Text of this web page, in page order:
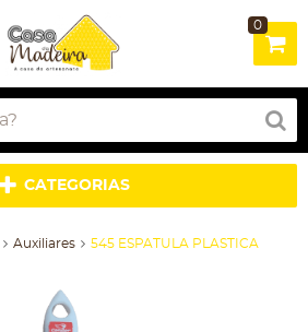
0
CATEGORIAS
Auxiliares 545 ESPATULA PLASTICA